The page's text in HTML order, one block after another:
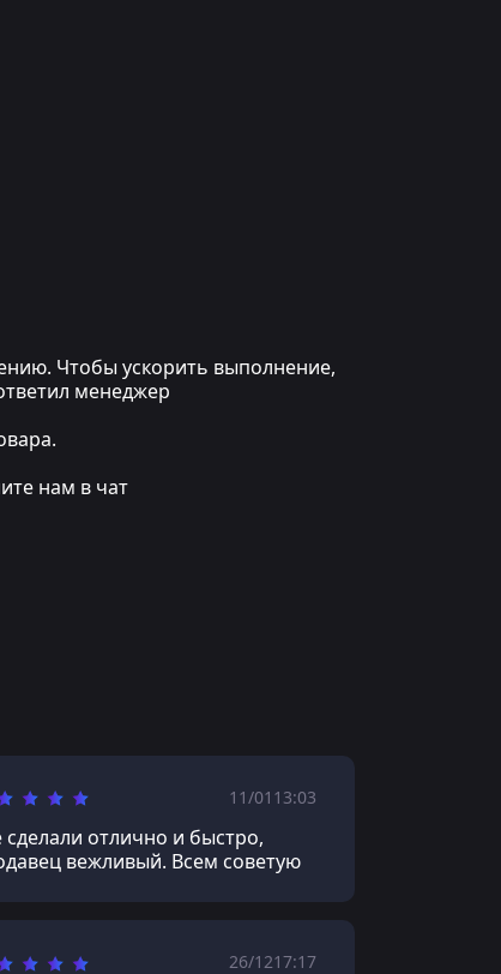
Чтобы ускорить выполнение,
менеджер
нам в чат
11/01 13:03
сделали отлично и быстро,
вежливый. Всем советую
26/1217:17